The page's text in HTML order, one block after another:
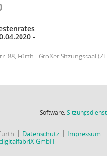
-
88, Fürth - Großer Sitzungssaal (Zi.
Software:Sitzungsdienst
Datenschutz
Impressum
digitalfabriX GmbH